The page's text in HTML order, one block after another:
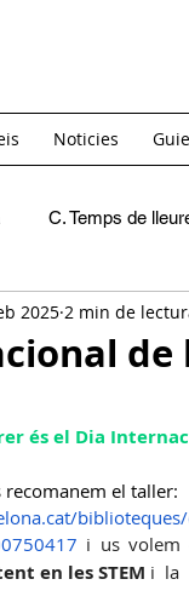
Noticies
C. Temps de
Recomanacions
C. Reivindicativa i
de
2025 2 min de
és el Dia
recomanem el taller:
i us volem
en les STEM i  la